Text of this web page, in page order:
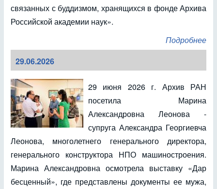
связанных с буддизмом, хранящихся в фонде Архива
Российской академии наук».
Подробнее
29.06.2026
29 июня 2026 г. Архив РАН
посетила Марина
Александровна Леонова -
супруга Александра Георгиевча
Леонова, многолетнего генерального директора,
генерального конструктора НПО машиностроения.
Марина Александровна осмотрела выставку «Дар
бесценный», где представлены документы ее мужа,